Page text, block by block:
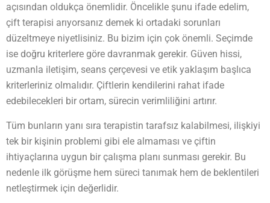
açısından oldukça önemlidir. Öncelikle şunu ifade edelim,
çift terapisi arıyorsanız demek ki ortadaki sorunları
düzeltmeye niyetlisiniz. Bu bizim için çok önemli. Seçimde
ise doğru kriterlere göre davranmak gerekir. Güven hissi,
uzmanla iletişim, seans çerçevesi ve etik yaklaşım başlıca
kriterleriniz olmalıdır. Çiftlerin kendilerini rahat ifade
edebilecekleri bir ortam, sürecin verimliliğini artırır.
Tüm bunların yanı sıra terapistin tarafsız kalabilmesi, ilişkiyi
tek bir kişinin problemi gibi ele almaması ve çiftin
ihtiyaçlarına uygun bir çalışma planı sunması gerekir. Bu
nedenle ilk görüşme hem süreci tanımak hem de beklentileri
netleştirmek için değerlidir.